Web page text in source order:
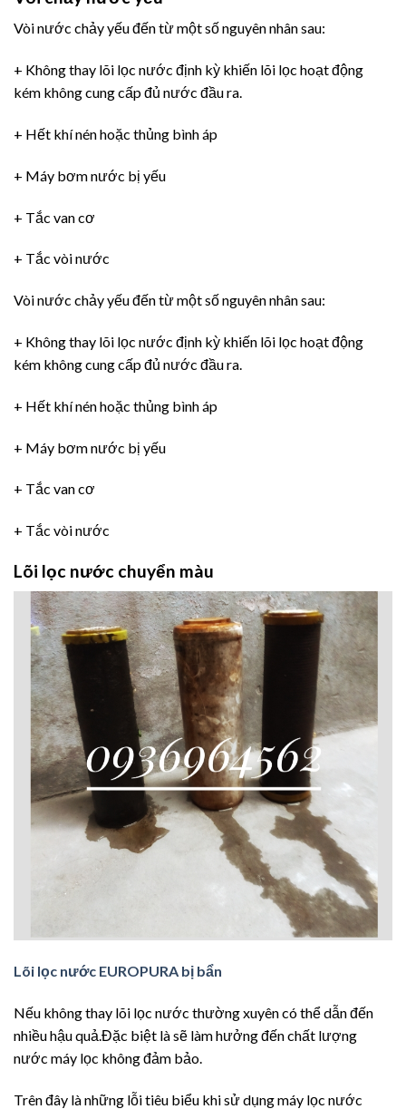
Vòi nước chảy yếu đến từ một số nguyên nhân sau:
+ Không thay lõi lọc nước định kỳ khiến lõi lọc hoạt động
kém không cung cấp đủ nước đầu ra.
+ Hết khí nén hoặc thủng bình áp
+ Máy bơm nước bị yếu
+ Tắc van cơ
+ Tắc vòi nước
Vòi nước chảy yếu đến từ một số nguyên nhân sau:
+ Không thay lõi lọc nước định kỳ khiến lõi lọc hoạt động
kém không cung cấp đủ nước đầu ra.
+ Hết khí nén hoặc thủng bình áp
+ Máy bơm nước bị yếu
+ Tắc van cơ
+ Tắc vòi nước
Lõi lọc nước chuyển màu
Lõi lọc nước EUROPURA bị bẩn
Nếu không thay lõi lọc nước thường xuyên có thể dẫn đến
nhiều hậu quả.Đặc biệt là sẽ làm hưởng đến chất lượng
nước máy lọc không đảm bảo.
Trên đây là những lỗi tiêu biểu khi sử dụng máy lọc nước